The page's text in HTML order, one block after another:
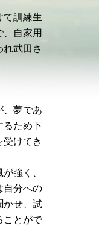
て訓練生
自家用
武田さ
、夢であ
るため下
けてき
強く、
自分への
かせ、試
ことがで